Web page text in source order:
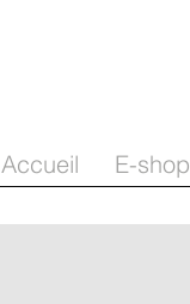
Accueil E-shop